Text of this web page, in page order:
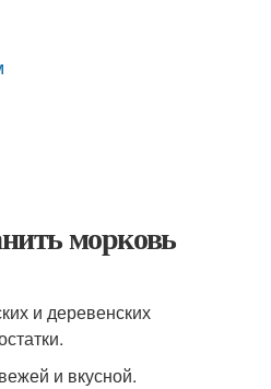
морковь
и деревенских
и вкусной.